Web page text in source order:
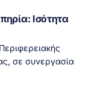
Ισότητα
σε συνεργασία